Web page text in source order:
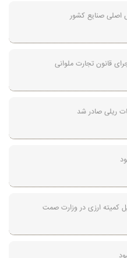
اصلی صنایع کشور
قانون تجارت ملوانی
ریلی صادر شد
کمیته ارزی در وزارت صمت